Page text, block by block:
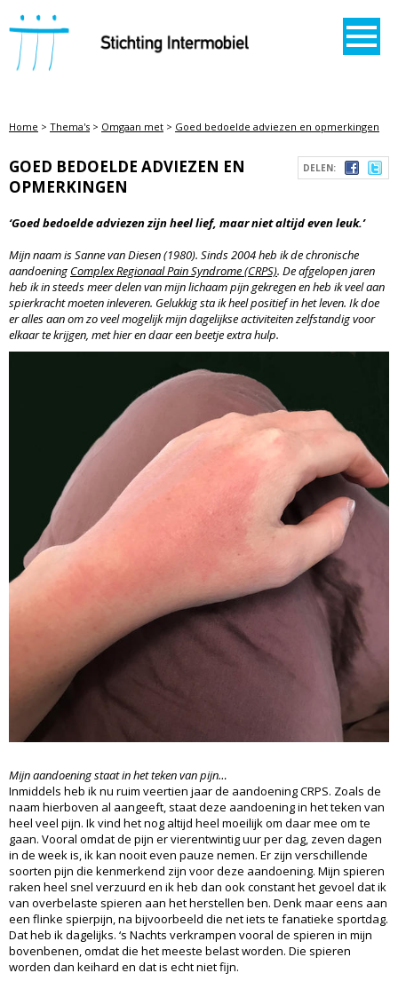
STICHTING INTERMOBIEL
Home > Thema's > Omgaan met > Goed bedoelde adviezen en opmerkingen
DELEN:
GOED BEDOELDE ADVIEZEN EN
OPMERKINGEN
‘Goed bedoelde adviezen zijn heel lief, maar niet altijd even leuk.’
Mijn naam is Sanne van Diesen (1980). Sinds 2004 heb ik de chronische
aandoening Complex Regionaal Pain Syndrome (CRPS). De afgelopen jaren
heb ik in steeds meer delen van mijn lichaam pijn gekregen en heb ik veel aan
spierkracht moeten inleveren. Gelukkig sta ik heel positief in het leven. Ik doe
er alles aan om zo veel mogelijk mijn dagelijkse activiteiten zelfstandig voor
elkaar te krijgen, met hier en daar een beetje extra hulp.
Mijn aandoening staat in het teken van pijn…
Inmiddels heb ik nu ruim veertien jaar de aandoening CRPS. Zoals de
naam hierboven al aangeeft, staat deze aandoening in het teken van
heel veel pijn. Ik vind het nog altijd heel moeilijk om daar mee om te
gaan. Vooral omdat de pijn er vierentwintig uur per dag, zeven dagen
in de week is, ik kan nooit even pauze nemen. Er zijn verschillende
soorten pijn die kenmerkend zijn voor deze aandoening. Mijn spieren
raken heel snel verzuurd en ik heb dan ook constant het gevoel dat ik
van overbelaste spieren aan het herstellen ben. Denk maar eens aan
een flinke spierpijn, na bijvoorbeeld die net iets te fanatieke sportdag.
Dat heb ik dagelijks. ‘s Nachts verkrampen vooral de spieren in mijn
bovenbenen, omdat die het meeste belast worden. Die spieren
worden dan keihard en dat is echt niet fijn.